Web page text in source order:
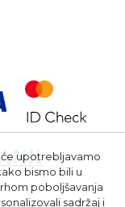
upotrebljavamo
bismo bili u
poboljšavanja
sadržaj i